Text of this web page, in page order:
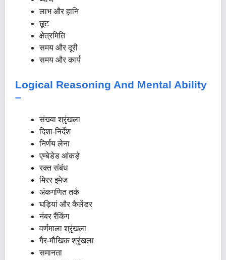
लाभ और हानि
छूट
क्षेत्रमिति
समय और दूरी
समय और कार्य
Logical Reasoning And Mental Ability
–
संख्या श्रृंखला
दिशा-निर्देश
निर्णय लेना
एम्बेडेड आंकड़े
रक्त संबंध
मिरर इमेज
अंकगणित तर्क
घड़ियां और कैलेंडर
नंबर रैंकिंग
वर्णमाला श्रृंखला
गैर-मौखिक श्रृंखला
समानता